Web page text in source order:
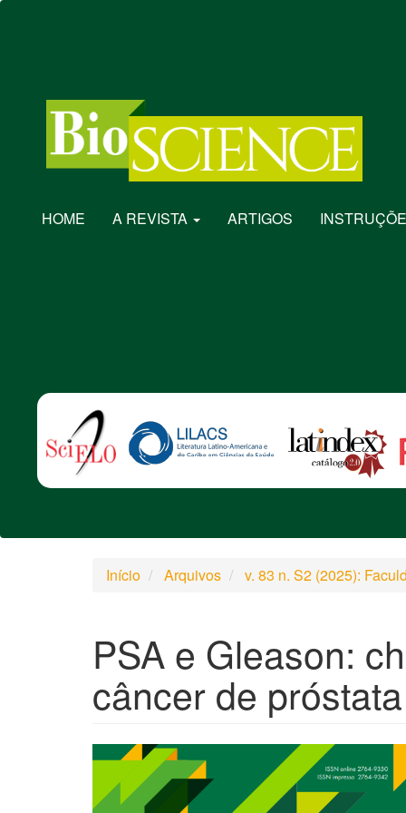
Lateral
HOME A REVISTA ARTIGOS
Início Arquivos v. 83 n. S2 (2025):
PSA e Gleason:
câncer de próstata
Barra
lateral